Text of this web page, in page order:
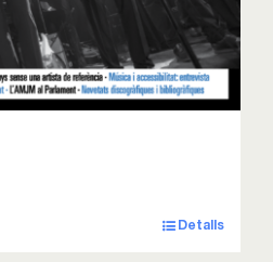
Detalls